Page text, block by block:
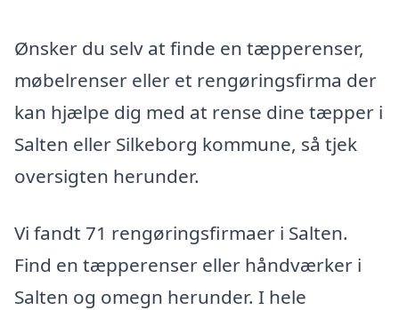
Ønsker du selv at finde en tæpperenser,
møbelrenser eller et rengøringsfirma der
kan hjælpe dig med at rense dine tæpper i
Salten eller Silkeborg kommune, så tjek
oversigten herunder.
Vi fandt 71 rengøringsfirmaer i Salten.
Find en tæpperenser eller håndværker i
Salten og omegn herunder. I hele